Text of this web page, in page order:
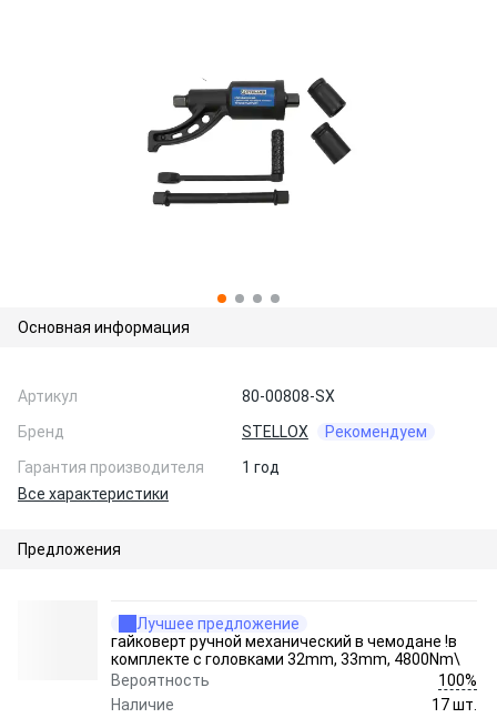
Основная информация
Артикул
80-00808-SX
Бренд
STELLOX
Рекомендуем
Гарантия производителя
1 год
Все характеристики
Предложения
Лучшее предложение
гайковерт ручной механический в чемодане !в
комплекте с головками 32mm, 33mm, 4800Nm\
Вероятность
100%
Наличие
17 шт.